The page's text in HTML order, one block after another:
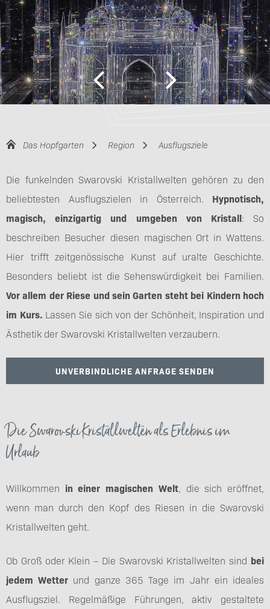
Das Hopfgarten Region Ausflugsziele
Die funkelnden Swarovski Kristallwelten gehören zu den
beliebtesten Ausflugszielen in Österreich. Hypnotisch,
magisch, einzigartig und umgeben von Kristall: So
beschreiben Besucher diesen magischen Ort in Wattens.
Hier trifft zeitgenössische Kunst auf uralte Geschichte.
Besonders beliebt ist die Sehenswürdigkeit bei Familien.
Vor allem der Riese und sein Garten steht bei Kindern hoch
im Kurs. Lassen Sie sich von der Schönheit, Inspiration und
Ästhetik der Swarovski Kristallwelten verzaubern.
UNVERBINDLICHE ANFRAGE SENDEN
Die Swarovski Kristallwelten als Erlebnis im
Urlaub
Willkommen in einer magischen Welt, die sich eröffnet,
wenn man durch den Kopf des Riesen in die Swarovski
Kristallwelten geht.
Ob Groß oder Klein – Die Swarovski Kristallwelten sind bei
jedem Wetter und ganze 365 Tage im Jahr ein ideales
Ausflugsziel. Regelmäßige Führungen, aktiv gestaltete